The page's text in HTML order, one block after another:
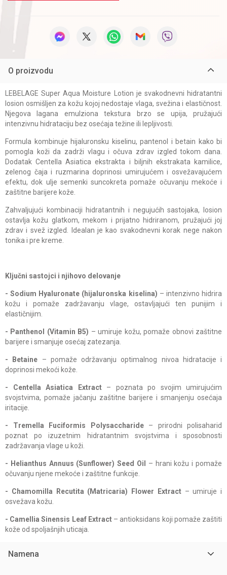
O proizvodu
LEBELAGE Super Aqua Moisture Lotion je svakodnevni hidratantni
losion osmišljen za kožu kojoj nedostaje vlaga, svežina i elastičnost.
Njegova lagana emulziona tekstura brzo se upija, pružajući
intenzivnu hidrataciju bez osećaja težine ili lepljivosti.
Formula kombinuje hijaluronsku kiselinu, pantenol i betain kako bi
pomogla koži da zadrži vlagu i očuva zdrav izgled tokom dana.
Dodatak Centella Asiatica ekstrakta i biljnih ekstrakata kamilice,
zelenog čaja i ruzmarina doprinosi umirujućem i osvežavajućem
efektu, dok ulje semenki suncokreta pomaže očuvanju mekoće i
zaštitne barijere kože.
Zahvaljujući kombinaciji hidratantnih i negujućih sastojaka, losion
ostavlja kožu glatkom, mekom i prijatno hidriranom, pružajući joj
zdrav i svež izgled. Idealan je kao svakodnevni korak nege nakon
tonika i pre kreme.
Ključni sastojci i njihovo delovanje
- Sodium Hyaluronate (hijaluronska kiselina) – intenzivno hidrira
kožu i pomaže zadržavanju vlage, ostavljajući ten punijim i
elastičnijim.
- Panthenol (Vitamin B5) – umiruje kožu, pomaže obnovi zaštitne
barijere i smanjuje osećaj zatezanja.
- Betaine – pomaže održavanju optimalnog nivoa hidratacije i
doprinosi mekoći kože.
- Centella Asiatica Extract– poznata po svojim umirujućim
svojstvima, pomaže jačanju zaštitne barijere i smanjenju osećaja
iritacije.
- Tremella Fuciformis Polysaccharide– prirodni polisaharid
poznat po izuzetnim hidratantnim svojstvima i sposobnosti
zadržavanja vlage u koži.
- Helianthus Annuus (Sunflower) Seed Oil
– hrani kožu i pomaže
očuvanju njene mekoće i zaštitne funkcije.
- Chamomilla Recutita (Matricaria) Flower Extract– umiruje i
osvežava kožu.
- Camellia Sinensis Leaf Extract– antioksidans koji pomaže zaštiti
kože od spoljašnjih uticaja.
Namena